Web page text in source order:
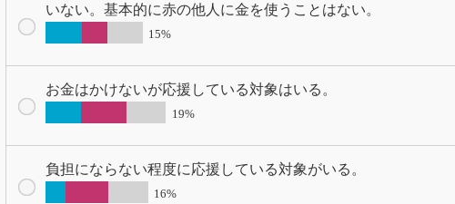
いない。基本的に赤の他人に金を使うことはない。
15%
お金はかけないが応援している対象はいる。
19%
負担にならない程度に応援している対象がいる。
16%